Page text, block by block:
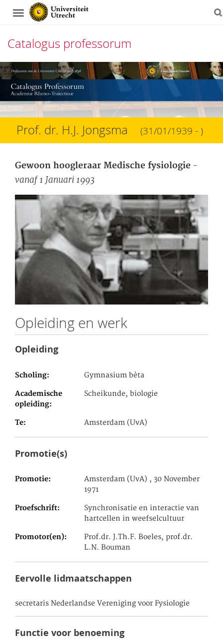
Navigation
Catalogus professorum
Direct
naar
het
inhoud
Prof. dr. H.J. Jongsma (31/01/1939 - )
Gewoon hoogleraar Medische fysiologie -
vanaf 1 Januari 1993
Opleiding en werk
Opleiding
Scholing Gymnasium bèta
Academische
opleiding
Scheikunde, biologie
Te Amsterdam (UvA)
Promotie(s)
Promotie
Amsterdam (UvA) , 30 November
1971
Proefschrift
Synchronisatie en interactie van
hartcellen in weefselcultuur
Promotor(en)
Prof.dr. J.Th.F. Boeles, prof.dr.
L.N. Bouman
Eervolle lidmaatschappen
secretaris Nederlandse Vereniging voor Fysiologie
Functie voor benoeming